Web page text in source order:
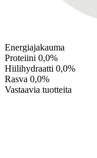
Energiajakauma
Proteiini 0,0%
Hiilihydraatti 0,0%
Rasva 0,0%
Vastaavia tuotteita